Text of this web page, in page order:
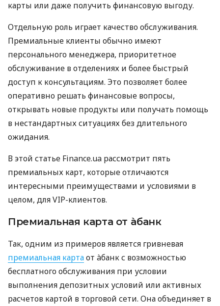
карты или даже получить финансовую выгоду.
Отдельную роль играет качество обслуживания.
Премиальные клиенты обычно имеют
персонального менеджера, приоритетное
обслуживание в отделениях и более быстрый
доступ к консультациям. Это позволяет более
оперативно решать финансовые вопросы,
открывать новые продукты или получать помощь
в нестандартных ситуациях без длительного
ожидания.
В этой статье Finance.ua рассмотрит пять
премиальных карт, которые отличаются
интересными преимуществами и условиями в
целом, для VIP-клиентов.
Премиальная карта от àбанк
Так, одним из примеров является гривневая
премиальная картаот àбанк с возможностью
бесплатного обслуживания при условии
выполнения депозитных условий или активных
расчетов картой в торговой сети. Она объединяет в